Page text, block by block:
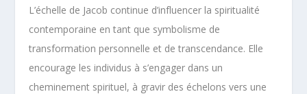
L’échelle de Jacob continue d’influencer la spiritualité
contemporaine en tant que symbolisme de
transformation personnelle et de transcendance. Elle
encourage les individus à s’engager dans un
cheminement spirituel, à gravir des échelons vers une